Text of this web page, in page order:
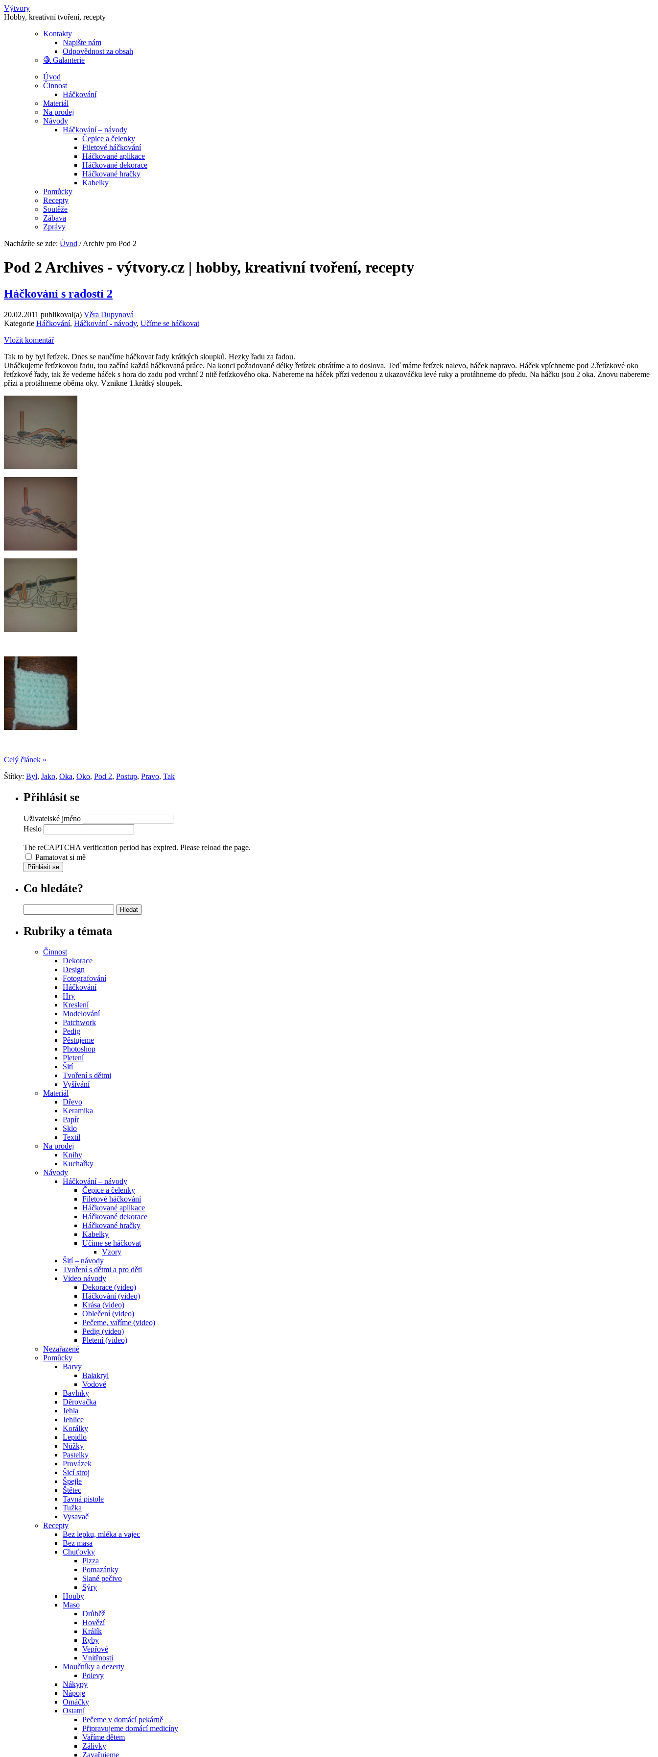
Výtvory
Hobby, kreativní tvoření, recepty
Kontakty
Napište nám
Odpovědnost za obsah
🧶 Galanterie
Úvod
Činnost
Háčkování
Materiál
Na prodej
Návody
Háčkování – návody
Čepice a čelenky
Filetové háčkování
Háčkované aplikace
Háčkované dekorace
Háčkované hračky
Kabelky
Pomůcky
Recepty
Soutěže
Zábava
Zprávy
Nacházíte se zde: Úvod / Archiv pro Pod 2
Pod 2 Archives - výtvory.cz | hobby, kreativní tvoření, recepty
Háčkování s radostí 2
20.02.2011 publikoval(a) Věra Dupynová
Kategorie Háčkování, Háčkování - návody, Učíme se háčkovat
Vložit komentář
Tak to by byl řetízek. Dnes se naučíme háčkovat řady krátkých sloupků. Hezky řadu za řadou.
Uháčkujeme řetízkovou řadu, tou začíná každá háčkovaná práce. Na konci požadované délky řetízek obrátíme a to doslova. Teď máme řetízek nalevo, háček napravo. Háček vpíchneme pod 2.řetízkové oko
řetízkové řady, tak že vedeme háček s hora do zadu pod vrchní 2 nitě řetízkového oka. Nabereme na háček přízi vedenou z ukazováčku levé ruky a protáhneme do předu. Na háčku jsou 2 oka. Znovu nabereme
přízi a protáhneme oběma oky. Vznikne 1.krátký sloupek.
Celý článek »
Štítky: Byl, Jako, Oka, Oko, Pod 2, Postup, Pravo, Tak
Přihlásit se
Uživatelské jméno
Heslo
The reCAPTCHA verification period has expired. Please reload the page.
Pamatovat si mě
Přihlásit se
Co hledáte?
Rubriky a témata
Činnost
Dekorace
Design
Fotografování
Háčkování
Hry
Kreslení
Modelování
Patchwork
Pedig
Pěstujeme
Photoshop
Pletení
Šití
Tvoření s dětmi
Vyšívání
Materiál
Dřevo
Keramika
Papír
Sklo
Textil
Na prodej
Knihy
Kuchařky
Návody
Háčkování – návody
Čepice a čelenky
Filetové háčkování
Háčkované aplikace
Háčkované dekorace
Háčkované hračky
Kabelky
Učíme se háčkovat
Vzory
Šití – návody
Tvoření s dětmi a pro děti
Video návody
Dekorace (video)
Háčkování (video)
Krása (video)
Oblečení (video)
Pečeme, vaříme (video)
Pedig (video)
Pletení (video)
Nezařazené
Pomůcky
Barvy
Balakryl
Vodové
Bavlnky
Děrovačka
Jehla
Jehlice
Korálky
Lepidlo
Nůžky
Pastelky
Provázek
Šicí stroj
Špejle
Štětec
Tavná pistole
Tužka
Vysavač
Recepty
Bez lepku, mléka a vajec
Bez masa
Chuťovky
Pizza
Pomazánky
Slané pečivo
Sýry
Houby
Maso
Drůběž
Hovězí
Králík
Ryby
Vepřové
Vnitřnosti
Moučníky a dezerty
Polevy
Nákypy
Nápoje
Omáčky
Ostatní
Pečeme v domácí pekárně
Připravujeme domácí medicíny
Vaříme dětem
Zálivky
Zavařujeme